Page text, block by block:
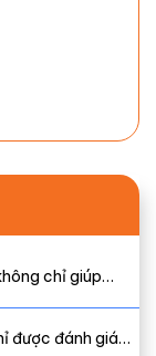
chỉ giúp…
được đánh giá…